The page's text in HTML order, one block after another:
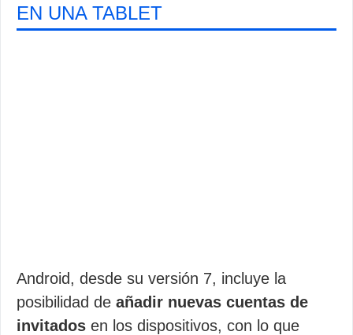
EN UNA TABLET
Android, desde su versión 7, incluye la
posibilidad de añadir nuevas cuentas de
invitados en los dispositivos, con lo que